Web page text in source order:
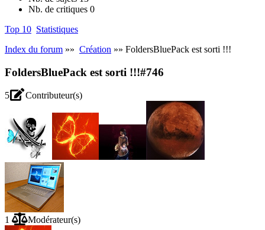
Nb. de critiques 0
Top 10 Statistiques
Index du forum »» Création »» FoldersBluePack est sorti !!!
FoldersBluePack est sorti !!!#746
5 Contributeur(s)
1 Modérateur(s)